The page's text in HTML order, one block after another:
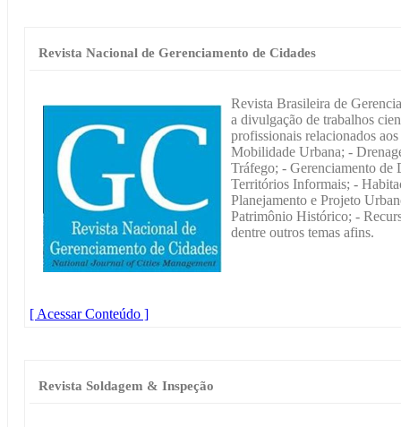
Revista Nacional de Gerenciamento de Cidades
Revista Brasileira de
a divulgação de trabalhos
profissionais relacionados
Mobilidade Urbana; -
Tráfego; - Gerenciamento de
Territórios Informais; -
Planejamento e Projeto
Patrimônio Histórico; -
dentre outros temas afins.
[ Acessar Conteúdo ]
Revista Soldagem & Inspeção